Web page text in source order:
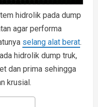
hidrolik pada dump
agar performa
selang alat berat.
hidrolik dump truk,
dan prima sehingga
krusial.